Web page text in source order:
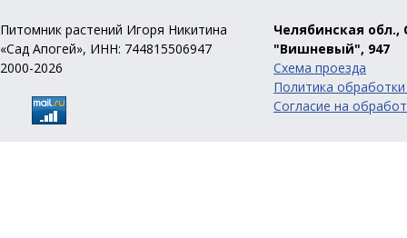
Питомник растений Игоря Никитина
«Сад Апогей», ИНН: 744815506947
2000-2026
Челябинская обл.,
"Вишневый", 947
Схема проезда
Политика
Согласие на